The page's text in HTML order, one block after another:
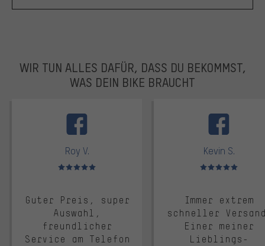
WIR TUN ALLES DAFÜR, DASS DU BEKOMMST,
WAS DEIN BIKE BRAUCHT
Roy V.
Bewertungen: 5 von 5
Guter Preis, super
Auswahl,
freundlicher
Service am Telefon
Kevin S.
Bewertungen: 5 von 5
Immer extrem
schneller
Einer meiner
Lieblings-